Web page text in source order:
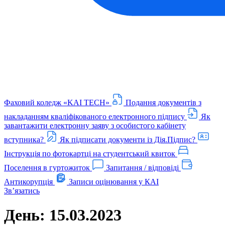
Фаховий коледж «KAI TECH»
Подання документів з
накладанням кваліфікованого електронного підпису
Як
завантажити електронну заяву з особистого кабінету
вступника?
Як підписати документи із Дія.Підпис?
Інструкція по фотокартці на студентський квиток
Поселення в гуртожиток
Запитання / відповіді
Антикорупція
Записи оцінювання у КАІ
Звʼязатись
День: 15.03.2023